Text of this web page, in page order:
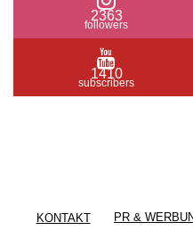
2363
followers
1410
subscribers
KONTAKT PR &